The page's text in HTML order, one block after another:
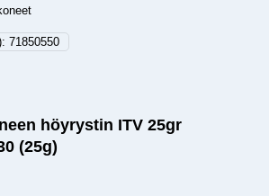
71850550
höyrystin ITV 25gr
(25g)